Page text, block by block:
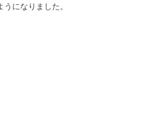
になりました。